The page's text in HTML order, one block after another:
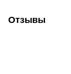
Отзывы